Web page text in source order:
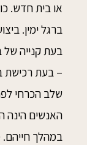
או בית חדש.
ברגל ימין.
בעת קנייה של
– בעת רכישת
שלב הכרחי
האנשים הינה
במהלך